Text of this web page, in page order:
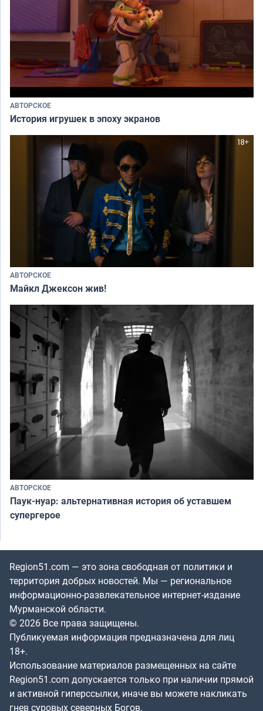
АВТОРСКОЕ
История игрушек в эпоху экранов
АВТОРСКОЕ
Майкл Джексон жив!
АВТОРСКОЕ
Паук-нуар: альтернативная история об уставшем
супергерое
Region51.com — это зона свободная от политики и
территория добрых новостей. Мы — региональное
информационно-развлекательное интернет-издание
Мурманской области.
© 2026 Все права защищены.
Публикуемая информация предназначена для лиц
18+.
Использование материалов размещенных на сайте
Region51.com допускается только при наличии прямой
и активной гиперссылки, иначе вы можете накликать
гнев суровых северных Богов.